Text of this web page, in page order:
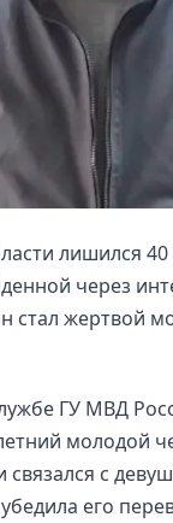
лишился
через
стал жертвой
ГУ МВД
молодой
с
его